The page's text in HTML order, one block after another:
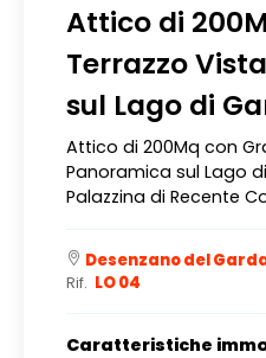
Attico di
Terrazzo
sul Lago di
Attico di 200Mq con
Panoramica sul Lago
Palazzina di Recente
Desenzano del
Rif. LO 04
Caratteristiche